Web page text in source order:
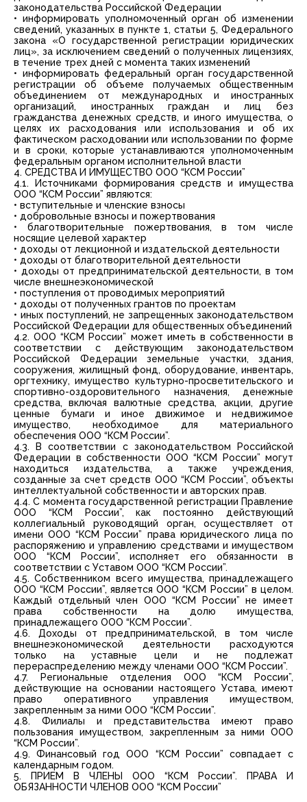
законодательства Российской Федерации
• информировать уполномоченный орган об изменении
сведений, указанных в пункте 1, статьи 5, Федерального
закона «О государственной регистрации юридических
лиц», за исключением сведений о полученных лицензиях,
в течение трех дней с момента таких изменений
• информировать федеральный орган государственной
регистрации об объеме получаемых общественным
объединением от международных и иностранных
организаций, иностранных граждан и лиц без
гражданства денежных средств, и иного имущества, о
целях их расходования или использования и об их
фактическом расходовании или использовании по форме
и в сроки, которые устанавливаются уполномоченным
федеральным органом исполнительной власти
4. СРЕДСТВА И ИМУЩЕСТВО ООО “КСМ России”
4.1. Источниками формирования средств и имущества
ООО “КСМ России” являются:
• вступительные и членские взносы
• добровольные взносы и пожертвования
• благотворительные пожертвования, в том числе
носящие целевой характер
• доходы от лекционной и издательской деятельности
• доходы от благотворительной деятельности
• доходы от предпринимательской деятельности, в том
числе внешнеэкономической
• поступления от проводимых мероприятий
• доходы от полученных грантов по проектам
• иных поступлений, не запрещенных законодательством
Российской Федерации для общественных объединений
4.2. ООО “КСМ России” может иметь в собственности в
соответствии с действующим законодательством
Российской Федерации земельные участки, здания,
сооружения, жилищный фонд, оборудование, инвентарь,
оргтехнику, имущество культурно-просветительского и
спортивно-оздоровительного назначения, денежные
средства, включая валютные средства, акции, другие
ценные бумаги и иное движимое и недвижимое
имущество, необходимое для материального
обеспечения ООО “КСМ России”.
4.3. В соответствии с законодательством Российской
Федерации в собственности ООО “КСМ России” могут
находиться издательства, а также учреждения,
созданные за счет средств ООО “КСМ России”, объекты
интеллектуальной собственности и авторских прав.
4.4. С момента государственной регистрации Правление
OOO “КСМ России”, как постоянно действующий
коллегиальный руководящий орган, осуществляет от
имени ООО “КСМ России” права юридического лица по
распоряжению и управлению средствами и имуществом
OОО “КСМ России”, исполняет его обязанности в
соответствии с Уставом ООО “КСМ России”.
4.5. Собственником всего имущества, принадлежащего
ООО “КСМ России”, является ООО “КСМ России” в целом.
Каждый отдельный член ООО “КСМ России” не имеет
права собственности на долю имущества,
принадлежащего ООО “КСМ России”.
4.6. Доходы от предпринимательской, в том числе
внешнеэкономической деятельности расходуются
только на уставные цели и не подлежат
перераспределению между членами ООО “КСМ России”.
4.7. Региональные отделения ООО “КСМ России”,
действующие на основании настоящего Устава, имеют
право оперативного управления имуществом,
закрепленным за ними ООО “КСМ России”.
4.8. Филиалы и представительства имеют право
пользования имуществом, закрепленным за ними ООО
“КСМ России”.
4.9. Финансовый год ООО “КСМ России” совпадает с
календарным годом.
5. ПРИЕМ В ЧЛЕНЫ ООО “КСМ России”. ПРАВА И
ОБЯЗАННОСТИ ЧЛЕНОВ ООО “КСМ России”